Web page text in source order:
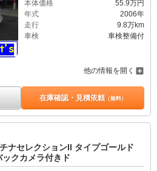
本体価格
55.9万円
年式
2006年
走行
9.8万km
車検
車検整備付
他の情報を開く
在庫確認・見積依頼（無料）
ナセレクションII タイプゴールド
クカメラ付きド